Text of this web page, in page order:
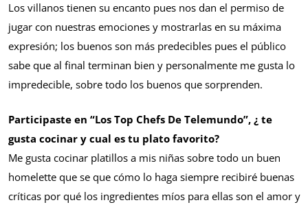
Los villanos tienen su encanto pues nos dan el permiso de
jugar con nuestras emociones y mostrarlas en su máxima
expresión; los buenos son más predecibles pues el público
sabe que al final terminan bien y personalmente me gusta lo
impredecible, sobre todo los buenos que sorprenden.
Participaste en “Los Top Chefs De Telemundo”, ¿ te
gusta cocinar y cual es tu plato favorito?
Me gusta cocinar platillos a mis niñas sobre todo un buen
homelette que se que cómo lo haga siempre recibiré buenas
críticas por qué los ingredientes míos para ellas son el amor y